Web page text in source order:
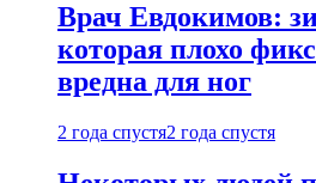
Врач Евдокимов:
которая плохо
вредна для ног
2 года спустя2 года спустя